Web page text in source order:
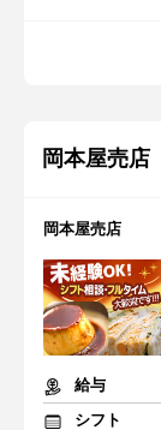
岡本屋売店
岡本屋売店
給与
シフト